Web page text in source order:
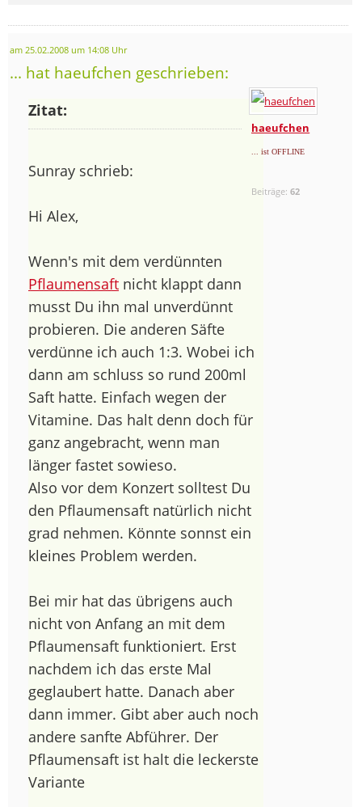
am 25.02.2008 um 14:08 Uhr
... hat haeufchen geschrieben:
haeufchen
... ist OFFLINE
Beiträge:62
Zitat:
Sunray schrieb:
Hi Alex,
Wenn's mit dem verdünnten
Pflaumensaft nicht klappt dann
musst Du ihn mal unverdünnt
probieren. Die anderen Säfte
verdünne ich auch 1:3. Wobei ich
dann am schluss so rund 200ml
Saft hatte. Einfach wegen der
Vitamine. Das halt denn doch für
ganz angebracht, wenn man
länger fastet sowieso.
Also vor dem Konzert solltest Du
den Pflaumensaft natürlich nicht
grad nehmen. Könnte sonnst ein
kleines Problem werden.
Bei mir hat das übrigens auch
nicht von Anfang an mit dem
Pflaumensaft funktioniert. Erst
nachdem ich das erste Mal
geglaubert hatte. Danach aber
dann immer. Gibt aber auch noch
andere sanfte Abführer. Der
Pflaumensaft ist halt die leckerste
Variante